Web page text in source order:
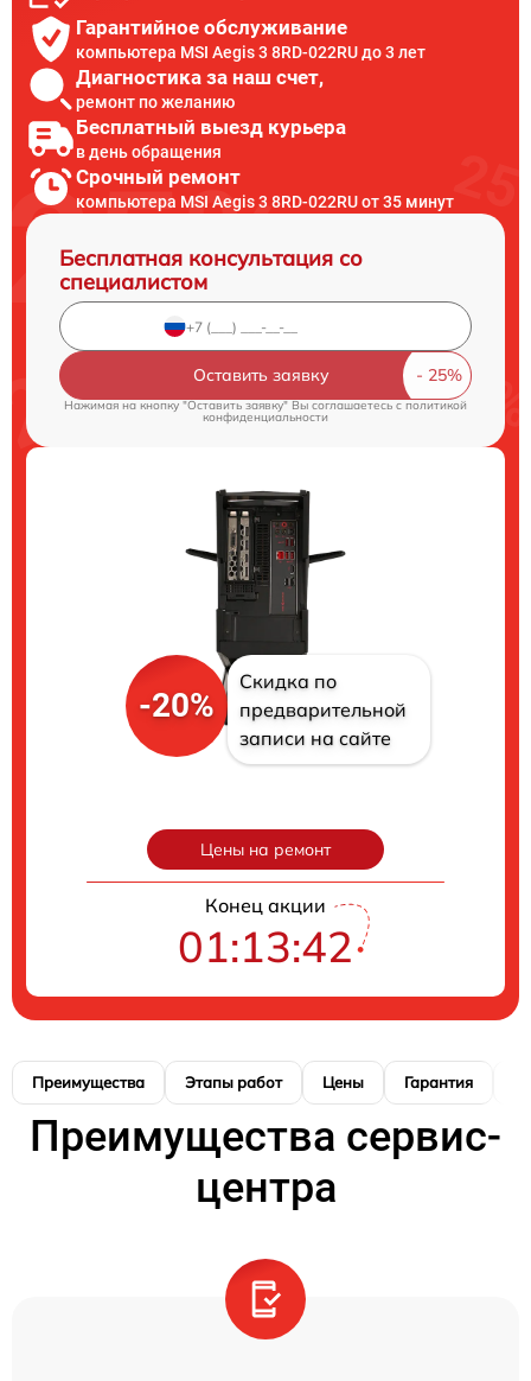
Гарантийное обслуживание
компьютера MSI Aegis 3 8RD-022RU до 3 лет
Диагностика за наш счет,
ремонт по желанию
Бесплатный выезд курьера
в день обращения
Срочный ремонт
компьютера MSI Aegis 3 8RD-022RU от 35 минут
Бесплатная консультация со
специалистом
Оставить заявку
Нажимая на кнопку "Оставить заявку" Вы соглашаетесь cполитикой
конфиденциальности
-20%
Скидка по
предварительной
записи на сайте
Цены на ремонт
Конец акции
01:13:41
Преимущества Этапы работ Цены Гарантия
Преимущества сервис-
центра